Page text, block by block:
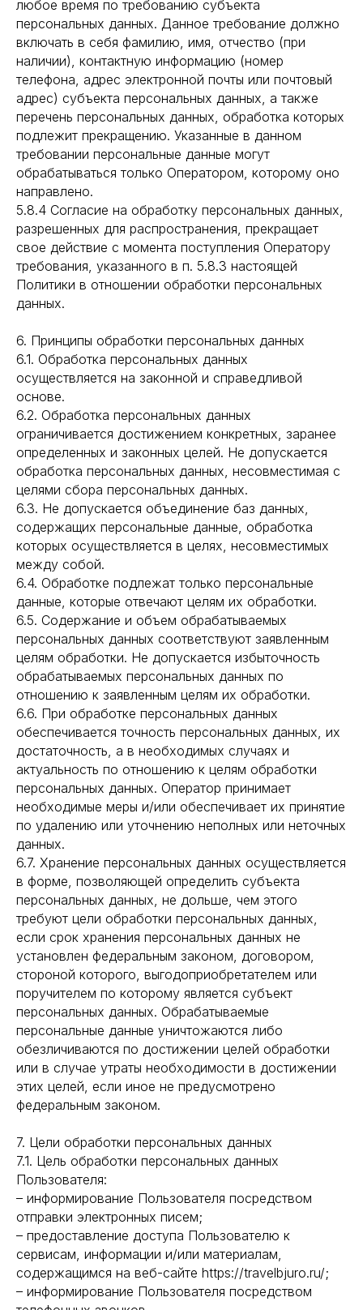
любое время по требованию субъекта
персональных данных. Данное требование должно
включать в себя фамилию, имя, отчество (при
наличии), контактную информацию (номер
телефона, адрес электронной почты или почтовый
адрес) субъекта персональных данных, а также
перечень персональных данных, обработка которых
подлежит прекращению. Указанные в данном
требовании персональные данные могут
обрабатываться только Оператором, которому оно
направлено.
5.8.4 Согласие на обработку персональных данных,
разрешенных для распространения, прекращает
свое действие с момента поступления Оператору
требования, указанного в п. 5.8.3 настоящей
Политики в отношении обработки персональных
данных.
6. Принципы обработки персональных данных
6.1. Обработка персональных данных
осуществляется на законной и справедливой
основе.
6.2. Обработка персональных данных
ограничивается достижением конкретных, заранее
определенных и законных целей. Не допускается
обработка персональных данных, несовместимая с
целями сбора персональных данных.
6.3. Не допускается объединение баз данных,
содержащих персональные данные, обработка
которых осуществляется в целях, несовместимых
между собой.
6.4. Обработке подлежат только персональные
данные, которые отвечают целям их обработки.
6.5. Содержание и объем обрабатываемых
персональных данных соответствуют заявленным
целям обработки. Не допускается избыточность
обрабатываемых персональных данных по
отношению к заявленным целям их обработки.
6.6. При обработке персональных данных
обеспечивается точность персональных данных, их
достаточность, а в необходимых случаях и
актуальность по отношению к целям обработки
персональных данных. Оператор принимает
необходимые меры и/или обеспечивает их принятие
по удалению или уточнению неполных или неточных
данных.
6.7. Хранение персональных данных осуществляется
в форме, позволяющей определить субъекта
персональных данных, не дольше, чем этого
требуют цели обработки персональных данных,
если срок хранения персональных данных не
установлен федеральным законом, договором,
стороной которого, выгодоприобретателем или
поручителем по которому является субъект
персональных данных. Обрабатываемые
персональные данные уничтожаются либо
обезличиваются по достижении целей обработки
или в случае утраты необходимости в достижении
этих целей, если иное не предусмотрено
федеральным законом.
7. Цели обработки персональных данных
7.1. Цель обработки персональных данных
Пользователя:
– информирование Пользователя посредством
отправки электронных писем;
– предоставление доступа Пользователю к
сервисам, информации и/или материалам,
содержащимся на веб-сайте https://travelbjuro.ru/;
– информирование Пользователя посредством